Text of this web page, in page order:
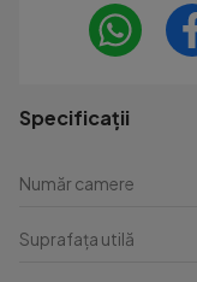
Specificații
Număr camere
Suprafața utilă